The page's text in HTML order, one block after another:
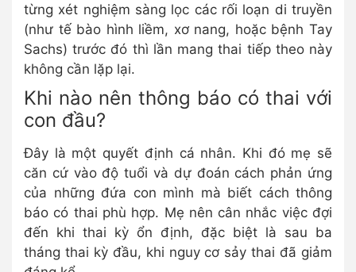
từng xét nghiệm sàng lọc các rối loạn di truyền
(như tế bào hình liềm, xơ nang, hoặc bệnh Tay
Sachs) trước đó thì lần mang thai tiếp theo này
không cần lặp lại.
Khi nào nên thông báo có thai với
con đầu?
Đây là một quyết định cá nhân. Khi đó mẹ sẽ
căn cứ vào độ tuổi và dự đoán cách phản ứng
của những đứa con mình mà biết cách thông
báo có thai phù hợp. Mẹ nên cân nhắc việc đợi
đến khi thai kỳ ổn định, đặc biệt là sau ba
tháng thai kỳ đầu, khi nguy cơ sảy thai đã giảm